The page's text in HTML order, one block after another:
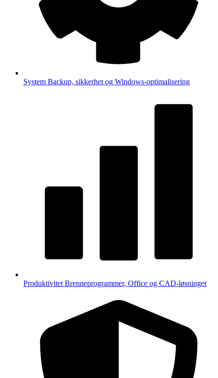
System Backup, sikkerhet og Windows-optimalisering
Produktivitet Brenneprogrammer, Office og CAD-løsninger